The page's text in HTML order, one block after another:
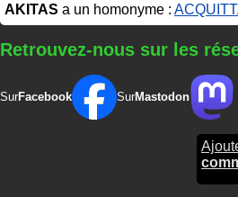
AKITAS a un homonyme :
Retrouvez-nous sur les
SurFacebook SurMastodon